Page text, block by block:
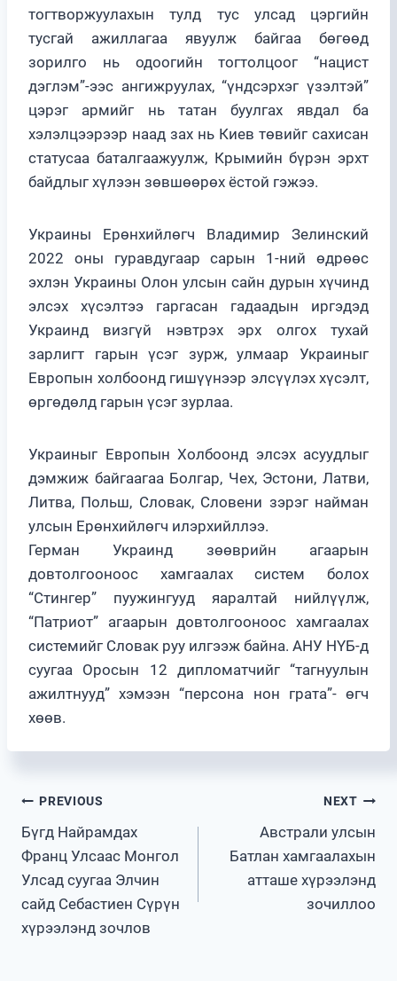
тогтворжуулахын тулд тус улсад цэргийн
тусгай ажиллагаа явуулж байгаа бөгөөд
зорилго нь одоогийн тогтолцоог “нацист
дэглэм”-ээс ангижруулах, “үндсэрхэг үзэлтэй”
цэрэг армийг нь татан буулгах явдал ба
хэлэлцээрээр наад зах нь Киев төвийг сахисан
статусаа баталгаажуулж, Крымийн бүрэн эрхт
байдлыг хүлээн зөвшөөрөх ёстой гэжээ.
Украины Ерөнхийлөгч Владимир Зелинский
2022 оны гуравдугаар сарын 1-ний өдрөөс
эхлэн Украины Олон улсын сайн дурын хүчинд
элсэх хүсэлтээ гаргасан гадаадын иргэдэд
Украинд визгүй нэвтрэх эрх олгох тухай
зарлигт гарын үсэг зурж, улмаар Украиныг
Европын холбоонд гишүүнээр элсүүлэх хүсэлт,
өргөдөлд гарын үсэг зурлаа.
Украиныг Европын Холбоонд элсэх асуудлыг
дэмжиж байгаагаа Болгар, Чех, Эстони, Латви,
Литва, Польш, Словак, Словени зэрэг найман
улсын Ерөнхийлөгч илэрхийллээ.
Герман Украинд зөөврийн агаарын
довтолгооноос хамгаалах систем болох
“Стингер” пуужингууд яаралтай нийлүүлж,
“Патриот” агаарын довтолгооноос хамгаалах
системийг Словак руу илгээж байна. АНУ НҮБ-д
суугаа Оросын 12 дипломатчийг “тагнуулын
ажилтнууд” хэмээн “персона нон грата”- өгч
хөөв.
Post
navigation
PREVIOUS
Бүгд Найрамдах
Франц Улсаас Монгол
Улсад суугаа Элчин
сайд Себастиен Сүрүн
хүрээлэнд зочлов
NEXT
Австрали улсын
Батлан хамгаалахын
атташе хүрээлэнд
зочиллоо